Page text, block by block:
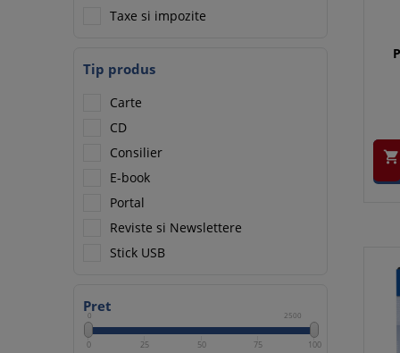
Taxe si impozite
Tip produs
Carte
CD
Consilier
E-book
Portal
Reviste si Newslettere
Stick USB
Pret
0 2500
0 25 50 75 100
